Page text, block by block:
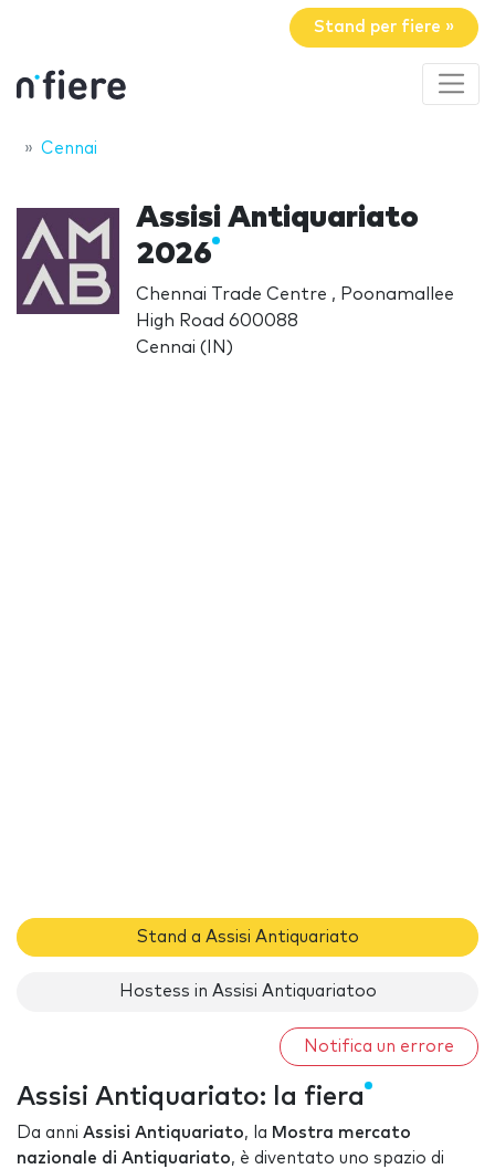
Stand per fiere »
Cennai
Assisi Antiquariato
2026
Chennai Trade Centre , Poonamallee
High Road 600088
Cennai (IN)
Stand a Assisi Antiquariato
Hostess in Assisi Antiquariatoo
Notifica un errore
Assisi Antiquariato: la fiera
Da anni Assisi Antiquariato, la Mostra mercato
nazionale di Antiquariato, è diventato uno spazio di